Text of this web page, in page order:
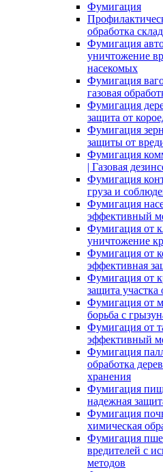
Фумигация
обработка
Фумигация
уничтожение
насекомых
Фумигация
газовая
Фумигация
защита от
Фумигация
защиты от
Фумигация
| Газовая
Фумигация
груза и
Фумигация
эффективный
Фумигация от
уничтожение
Фумигация от
эффективная
Фумигация от
защита участка
Фумигация от
борьба с
Фумигация от
эффективный
Фумигация
обработка
хранения
Фумигация
надежная
Фумигация
химическая
Фумигация
вредителей с
методов